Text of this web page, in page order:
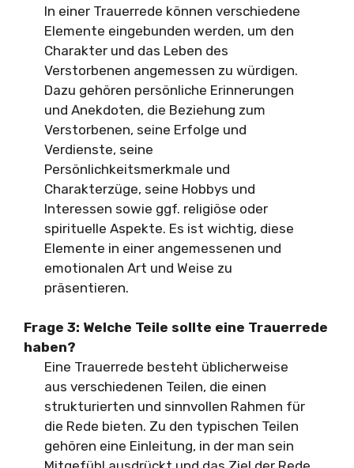
In einer Trauerrede können verschiedene
Elemente eingebunden werden, um den
Charakter und das Leben des
Verstorbenen angemessen zu würdigen.
Dazu gehören persönliche Erinnerungen
und Anekdoten, die Beziehung zum
Verstorbenen, seine Erfolge und
Verdienste, seine
Persönlichkeitsmerkmale und
Charakterzüge, seine Hobbys und
Interessen sowie ggf. religiöse oder
spirituelle Aspekte. Es ist wichtig, diese
Elemente in einer angemessenen und
emotionalen Art und Weise zu
präsentieren.
Frage 3: Welche Teile sollte eine Trauerrede
haben?
Eine Trauerrede besteht üblicherweise
aus verschiedenen Teilen, die einen
strukturierten und sinnvollen Rahmen für
die Rede bieten. Zu den typischen Teilen
gehören eine Einleitung, in der man sein